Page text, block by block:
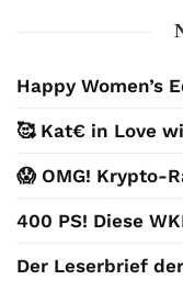
Happy Women’s
🥰 Kat€ in Love
😱 OMG! Krypto-
400 PS! Diese
Der Leserbrief